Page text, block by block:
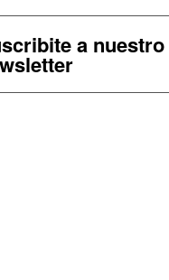
a nuestro